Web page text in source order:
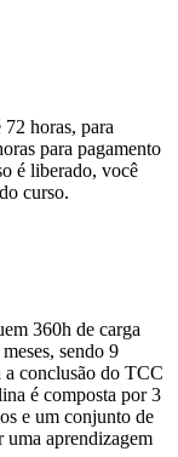
horas, para
para pagamento
é liberado, você
curso.
360h de carga
sendo 9
a conclusão do TCC
é composta por 3
e um conjunto de
aprendizagem